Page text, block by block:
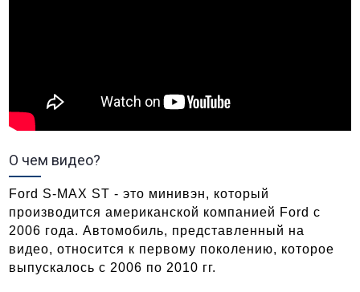
О чем видео?
Ford S-MAX ST - это минивэн, который
производится американской компанией Ford с
2006 года. Автомобиль, представленный на
видео, относится к первому поколению, которое
выпускалось с 2006 по 2010 гг.